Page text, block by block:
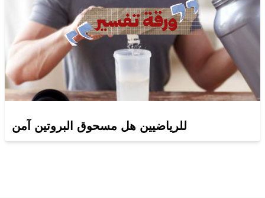
للرياضيين هل مسحوق البروتين آمن